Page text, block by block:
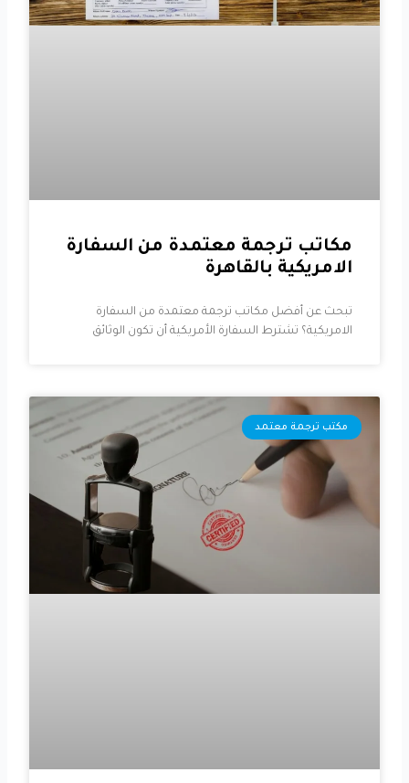
مكاتب ترجمة معتمدة من السفارة
الامريكية بالقاهرة
تبحث عن أفضل مكاتب ترجمة معتمدة من السفارة
الامريكية؟ تشترط السفارة الأمريكية أن تكون الوثائق
مكتب ترجمة معتمد